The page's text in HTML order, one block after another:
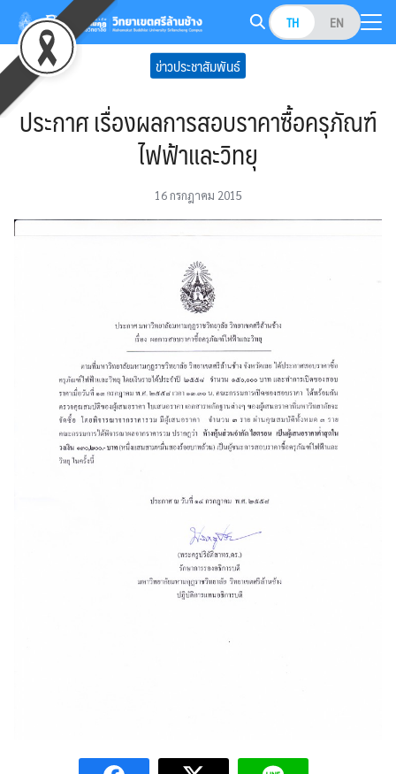
Skip
content
TH EN
Search
for: ข่าวประชาสัมพันธ์
ประกาศ เรื่องผลการสอบราคาซื้อครุภัณฑ์
ไฟฟ้าและวิทยุ
16 กรกฎาคม 2015